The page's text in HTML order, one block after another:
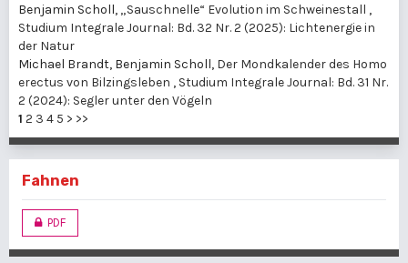
Benjamin Scholl, „Sauschnelle“ Evolution im Schweinestall ,
Studium Integrale Journal: Bd. 32 Nr. 2 (2025): Lichtenergie in
der Natur
Michael Brandt, Benjamin Scholl, Der Mondkalender des Homo
erectus von Bilzingsleben , Studium Integrale Journal: Bd. 31 Nr.
2 (2024): Segler unter den Vögeln
1 2 3 4 5 > >>
Fahnen
PDF